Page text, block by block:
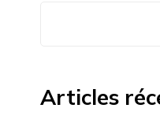
Articles